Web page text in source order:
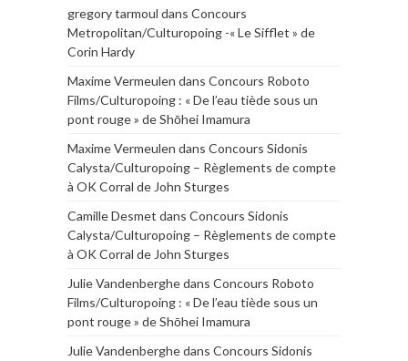
gregory tarmoul dans Concours
Metropolitan/Culturopoing -« Le Sifflet » de
Corin Hardy
Maxime Vermeulen dans Concours Roboto
Films/Culturopoing : « De l’eau tiède sous un
pont rouge » de Shōhei Imamura
Maxime Vermeulen dans Concours Sidonis
Calysta/Culturopoing – Règlements de compte
à OK Corral de John Sturges
Camille Desmet dans Concours Sidonis
Calysta/Culturopoing – Règlements de compte
à OK Corral de John Sturges
Julie Vandenberghedans Concours Roboto
Films/Culturopoing : « De l’eau tiède sous un
pont rouge » de Shōhei Imamura
Julie Vandenberghedans Concours Sidonis